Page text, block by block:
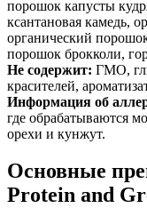
порошок капусты
ксантановая камедь,
органический
порошок брокколи,
Не содержит: ГМО,
красителей,
Информация об
где обрабатываются
орехи и кунжут.
Основные
Protein and